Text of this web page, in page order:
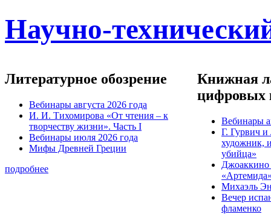
Научно-
Литературное обозрение
Вебинары августа 2026 года
И. И. Тихомирова «От чтения – к
творчеству жизни». Часть I
Вебинары июля 2026 года
Мифы Древней Греции
подробнее
Книжная
цифровых
Вебинары
Г. Гурвич
художник,
убийца»
Михаэль
Вечер
фламенко